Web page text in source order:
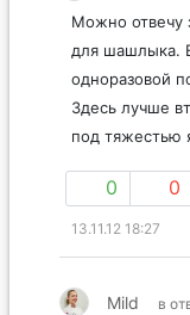
Можно отвечу
для шашлыка.
одноразовой
Здесь лучше
под тяжестью
0 0
13.11.12 18:27
Mild в